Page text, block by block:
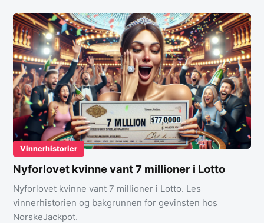
Vinnerhistorier
Nyforlovet kvinne vant 7 millioner i Lotto
Nyforlovet kvinne vant 7 millioner i Lotto. Les
vinnerhistorien og bakgrunnen for gevinsten hos
NorskeJackpot.